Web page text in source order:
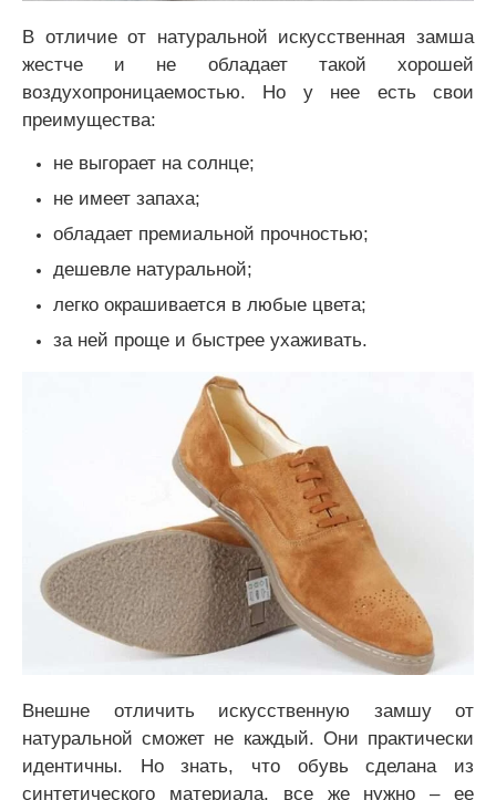
В отличие от натуральной искусственная замша
жестче и не обладает такой хорошей
воздухопроницаемостью. Но у нее есть свои
преимущества:
не выгорает на солнце;
не имеет запаха;
обладает премиальной прочностью;
дешевле натуральной;
легко окрашивается в любые цвета;
за ней проще и быстрее ухаживать.
Внешне отличить искусственную замшу от
натуральной сможет не каждый. Они практически
идентичны. Но знать, что обувь сделана из
синтетического материала, все же нужно – ее